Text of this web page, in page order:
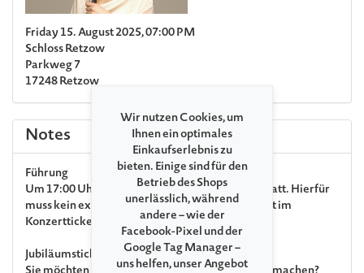
Friday 15. August 2025, 07:00 PM
Schloss Retzow
Parkweg 7
17248 Retzow
Notes
Führung
Um 17:00 Uhr findet eine kostenfreie Führung statt. Hierfür
muss kein extra Ticket gebucht werden. Diese ist im
Konzertticket inklusive.
Jubiläumsticket
Wir nutzen Cookies, um
Ihnen ein optimales
Einkaufserlebnis zu
bieten. Einige sind für den
Betrieb des Shops
unerlässlich, während
andere – wie der
Facebook-Pixel und der
Google Tag Manager –
uns helfen, unser Angebot